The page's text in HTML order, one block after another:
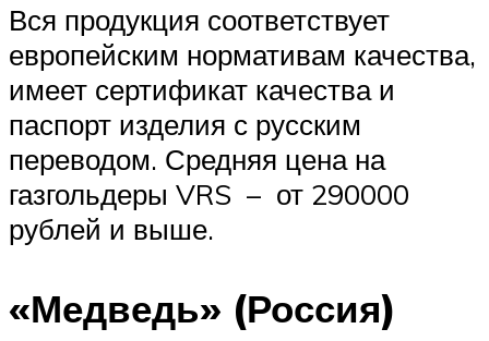
Вся продукция соответствует
европейским нормативам качества,
имеет сертификат качества и
паспорт изделия с русским
переводом. Средняя цена на
газгольдеры VRS – от 290000
рублей и выше.
«Медведь» (Россия)